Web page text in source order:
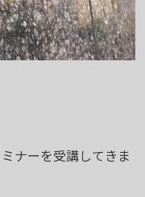
ナーを受講してきま